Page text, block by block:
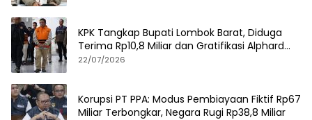
KPK Tangkap Bupati Lombok Barat, Diduga
Terima Rp10,8 Miliar dan Gratifikasi Alphard
hingga iPhone 17 Pro
22/07/2026
Korupsi PT PPA: Modus Pembiayaan Fiktif Rp67
Miliar Terbongkar, Negara Rugi Rp38,8 Miliar